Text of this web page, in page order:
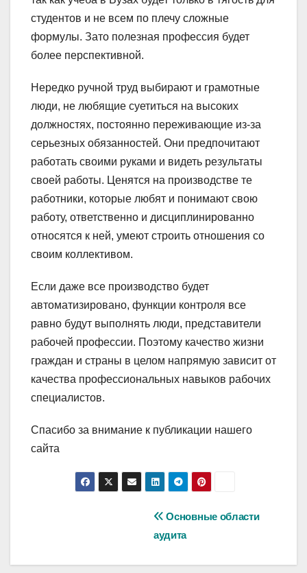
студентов и не всем по плечу сложные
формулы. Зато полезная профессия будет
более перспективной.
Нередко ручной труд выбирают и грамотные
люди, не любящие суетиться на высоких
должностях, постоянно переживающие из-за
серьезных обязанностей. Они предпочитают
работать своими руками и видеть результаты
своей работы. Ценятся на производстве те
работники, которые любят и понимают свою
работу, ответственно и дисциплинированно
относятся к ней, умеют строить отношения со
своим коллективом.
Если даже все производство будет
автоматизировано, функции контроля все
равно будут выполнять люди, представители
рабочей профессии. Поэтому качество жизни
граждан и страны в целом напрямую зависит от
качества профессиональных навыков рабочих
специалистов.
Спасибо за внимание к публикации нашего
сайта
Основные области
аудита